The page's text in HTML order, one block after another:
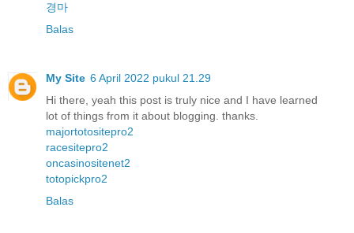
경마
Balas
My Site 6 April 2022 pukul 21.29
Hi there, yeah this post is truly nice and I have learned
lot of things from it about blogging. thanks.
majortotositepro2
racesitepro2
oncasinositenet2
totopickpro2
Balas